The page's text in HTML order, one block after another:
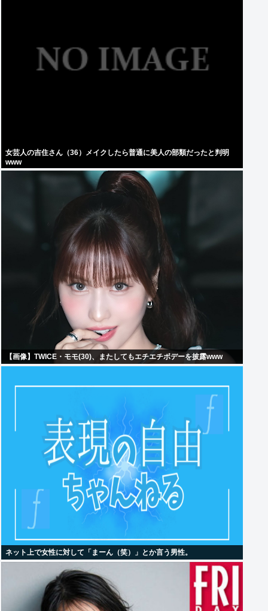
女芸人の吉住さん（36）メイクしたら普通に美人の部類だったと判明
www
【画像】TWICE・モモ(30)、またしてもエチエチボデーを披露www
ネット上で女性に対して「まーん（笑）」とか言う男性。